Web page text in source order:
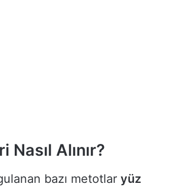
Nasıl Alınır?
bazı metotlar yüz